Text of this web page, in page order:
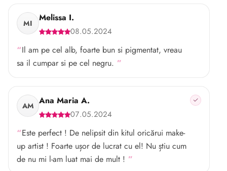
MI Melissa I.
08.05.2024
Il am pe cel alb, foarte bun si pigmentat, vreau
sa il cumpar si pe cel negru.
AM Ana Maria A.
07.05.2024
Este perfect ! De nelipsit din kitul oricărui make-
up artist ! Foarte ușor de lucrat cu el! Nu știu cum
de nu mi l-am luat mai de mult !